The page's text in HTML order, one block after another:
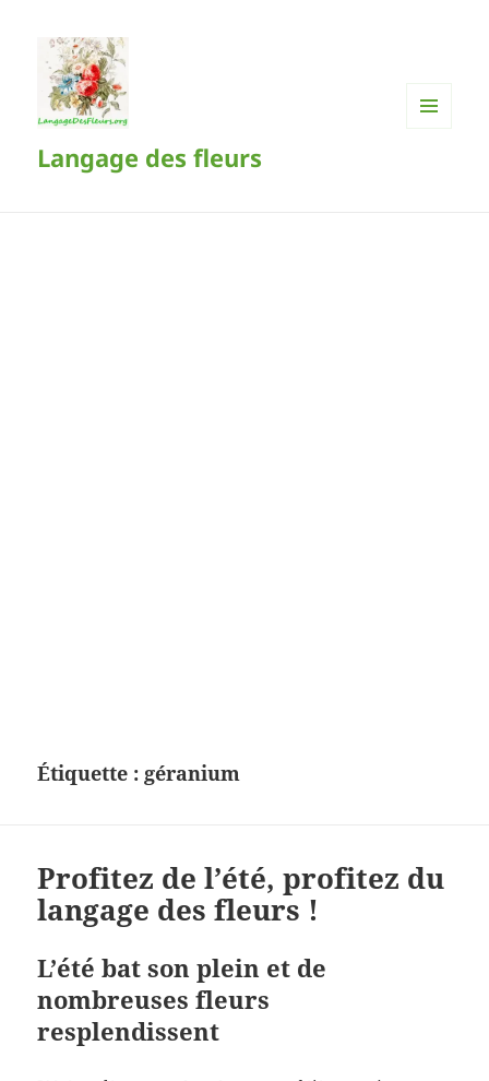
Langage des fleurs
Étiquette : géranium
Profitez de l’été, profitez du
langage des fleurs !
L’été bat son plein et de
nombreuses fleurs
resplendissent